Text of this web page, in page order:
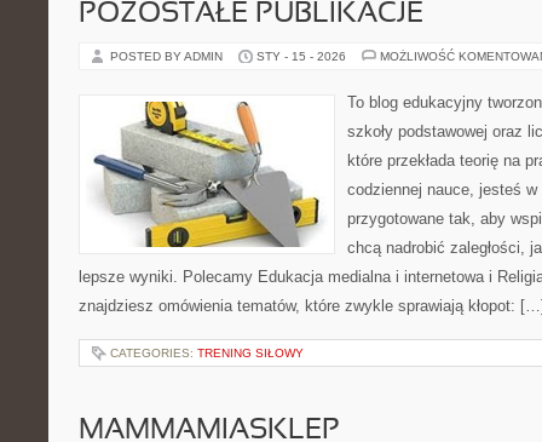
POZOSTAŁE PUBLIKACJE
POSTED BY ADMIN STY - 15 - 2026 MOŻLIWOŚĆ
To blog edukacyjny
szkoły podstawowej oraz
które przekłada teorię na
codziennej nauce, jesteś
przygotowane tak, aby
chcą nadrobić zaległości,
lepsze wyniki. Polecamy Edukacja medialna i internetowa i
znajdziesz omówienia tematów, które zwykle sprawiają kłopot:
CATEGORIES: TRENING SIŁOWY
MAMMAMIASKLEP